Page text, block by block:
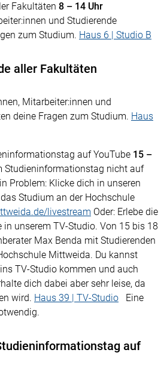
Fakultäten 8 – 14 Uhr
und Studierende
zum Studium. Haus 6 | Studio B
aller Fakultäten
Mitarbeiter:innen und
deine Fragen zum Studium. Haus
auf YouTube 15 –
Studieninformationstag nicht auf
Problem: Klicke dich in unseren
Studium an der Hochschule
livestream Oder: Erlebe die
in unserem TV-Studio. Von 15 bis 18
Max Benda mit Studierenden
Mittweida. Du kannst
TV-Studio kommen und auch
dich dabei aber sehr leise, da
wird. Haus 39 | TV-Studio Eine
auf